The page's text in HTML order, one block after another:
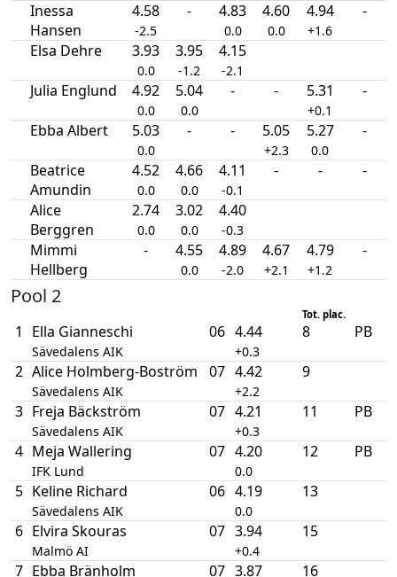
Inessa
Hansen
4.58
-2.5
- 4.83
0.0
4.60
0.0
4.94
+1.6
-
Elsa Dehre 3.93
0.0
3.95
-1.2
4.15
-2.1
Julia Englund 4.92
0.0
5.04
0.0
- - 5.31
+0.1
-
Ebba Albert 5.03
0.0
- - 5.05
+2.3
5.27
0.0
-
Beatrice
Amundin
4.52
0.0
4.66
0.0
4.11
-0.1
- - -
Alice
Berggren
2.74
0.0
3.02
0.0
4.40
-0.3
Mimmi
Hellberg
- 4.55
0.0
4.89
-2.0
4.67
+2.1
4.79
+1.2
-
Pool 2
Tot. plac.
1 Ella Gianneschi
Sävedalens AIK
06 4.44
+0.3
8 PB
2 Alice Holmberg-Boström
Sävedalens AIK
07 4.42
+2.2
9
3 Freja Bäckström
Sävedalens AIK
07 4.21
+0.3
11 PB
4 Meja Wallering
IFK Lund
07 4.20
0.0
12 PB
5 Keline Richard
Sävedalens AIK
06 4.19
0.0
13
6 Elvira Skouras
Malmö AI
07 3.94
+0.4
15
7 Ebba Bränholm 07 3.87 16